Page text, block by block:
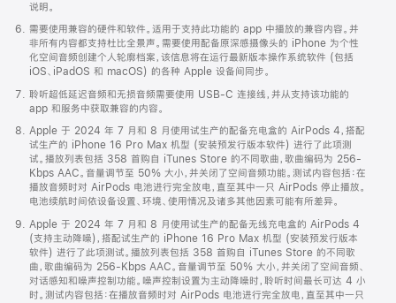
说明。
需要使用兼容的硬件和软件。适用于支持此功能的 app 中播放的兼容内容。并
非所有内容都支持杜比全景声。需要使用配备原深感摄像头的 iPhone 为个性
化空间音频创建个人轮廓档案，该信息将在运行最新版本操作系统软件 (包括
iOS、iPadOS 和 macOS) 的各种 Apple 设备间同步。
聆听超低延迟音频和无损音频需要使用 USB-C 连接线，并从支持该功能的
app 和服务中获取兼容的内容。
Apple 于 2024 年 7 月和 8 月使用试生产的配备充电盒的 AirPods 4，搭配
试生产的 iPhone 16 Pro Max 机型 (安装预发行版本软件) 进行了此项测
试。播放列表包括 358 首购自 iTunes Store 的不同歌曲，歌曲编码为 256-
Kbps AAC。音量调节至 50% 大小，并关闭了空间音频功能。测试内容包括：在
播放音频时对 AirPods 电池进行完全放电，直至其中一只 AirPods 停止播放。
电池续航时间依设备设置、环境、使用情况及诸多其他因素可能有所差异。
Apple 于 2024 年 7 月和 8 月使用试生产的配备无线充电盒的 AirPods 4
(支持主动降噪)，搭配试生产的 iPhone 16 Pro Max 机型 (安装预发行版本
软件) 进行了此项测试。播放列表包括 358 首购自 iTunes Store 的不同歌
曲，歌曲编码为 256-Kbps AAC。音量调节至 50% 大小，并关闭了空间音频、
对话感知和噪声控制功能。噪声控制设置为主动降噪时，聆听时间最长可达 4 小
时。测试内容包括：在播放音频时对 AirPods 电池进行完全放电，直至其中一只